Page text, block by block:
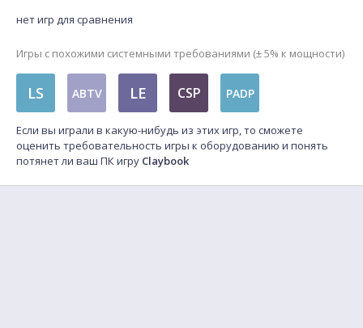
нет игр для сравнения
Игры с похожими системными требованиями (± 5% к мощности)
LS ABTV LE CSP PADP
Если вы играли в какую-нибудь из этих игр, то сможете
оценить требовательность игры к оборудованию и понять
потянет ли ваш ПК игру Claybook